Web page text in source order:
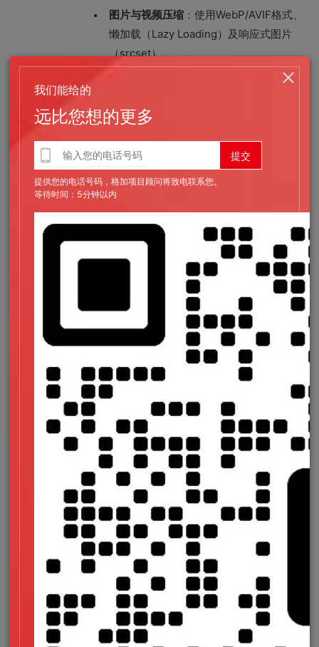
图片与视频压缩 ：使用WebP/AVIF格式、
懒加载（Lazy Loading）及响应式图片
（srcset）。
术。
HTTP/3与Brotli压缩
：提高传输效率，降
低数据包大小。
后端与架构优化
服务器端渲染（SSR）与静态网站生成 ：
减少动态查询如使用Jamstack架构
（Next.js、Gatsby）。
数据库优化
：索引优化、查询缓存（如
Redis），降低CPU和内存占用。
碳排放监测与抵消
使用工具（如Website Carbon
Calculator）评估网站碳足迹，并通过植
树项目或购买碳信用实现碳中和。
三、可以持续设计理念
极简主义设计
减少复杂动效与高分辨率素材，优先采用
SVG矢量图形和CSS动画。
使用系统字体（如San Francisco、
Roboto）替代自定义字体，减少资源加
我们能给的
远比您想的更多
提供您的电话号码，格加项目顾问将致电联系您。
等待时间：5分钟以内